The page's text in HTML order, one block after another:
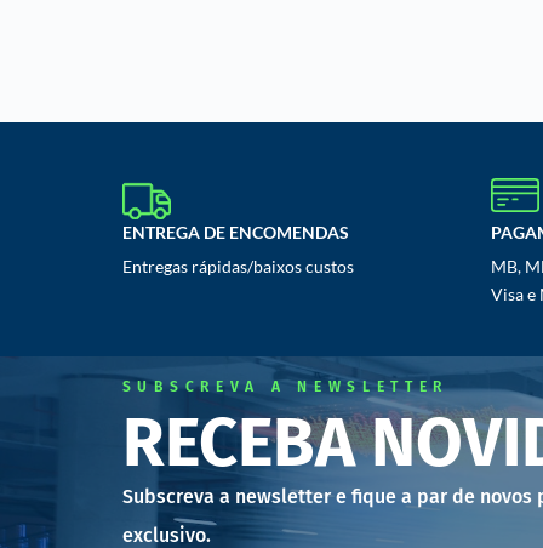
ENTREGA DE ENCOMENDAS
Entregas rápidas/baixos custos
MB,
Visa e
SUBSCREVA A NEWSLETTER
RECEBA
Subscreva a newsletter e fique a par de
exclusivo.